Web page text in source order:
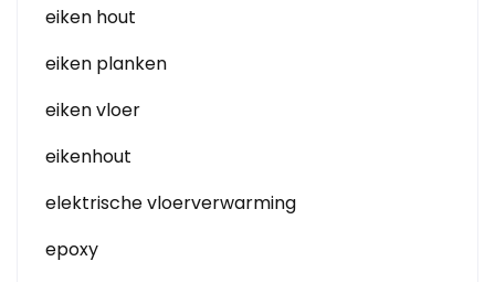
eiken hout
eiken planken
eiken vloer
eikenhout
elektrische vloerverwarming
epoxy